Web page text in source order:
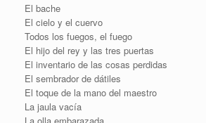
El bache
El cielo y el cuervo
Todos los fuegos, el fuego
El hijo del rey y las tres puertas
El inventario de las cosas perdidas
El sembrador de dátiles
El toque de la mano del maestro
La jaula vacía